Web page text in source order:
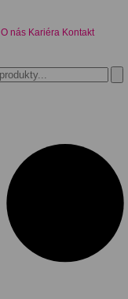
O nás Kariéra Kontakt